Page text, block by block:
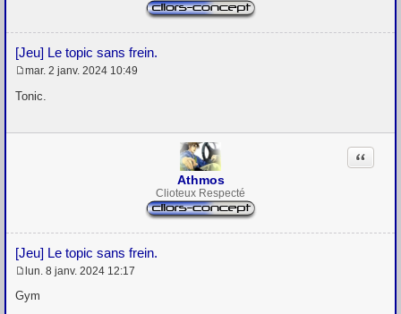
[Jeu] Le topic sans frein.
e
a
mar. 2 janv. 2024 10:49
Tonic.
Athmos
Clioteux Respecté
[Jeu] Le topic sans frein.
Citation
e
s
lun. 8 janv. 2024 12:17
Gym